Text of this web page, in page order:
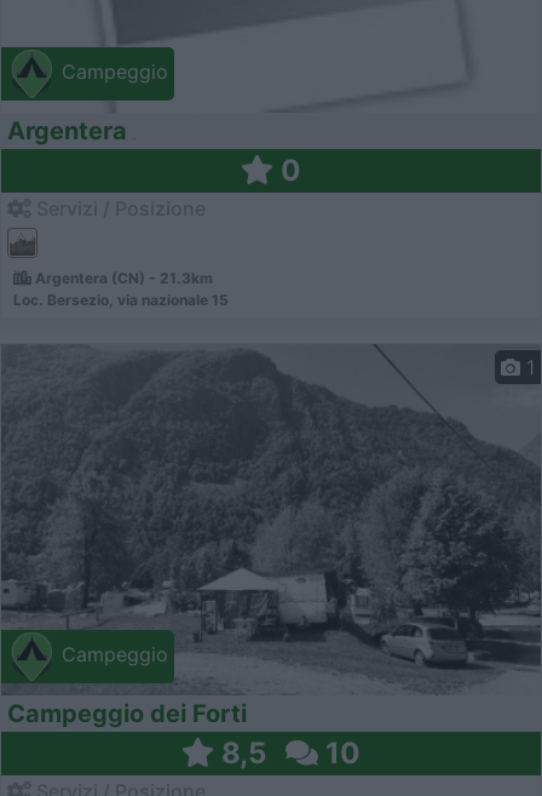
Campeggio
Argentera
0
Argentera (CN) - 21.3km
Loc. Bersezio, via nazionale 15
Campeggio
1
Campeggio dei Forti
8,5 10